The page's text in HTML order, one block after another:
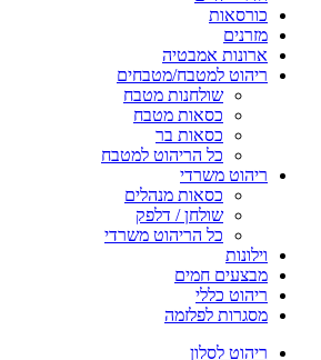
כורסאות
מזרנים
ארונות אמבטיה
ריהוט למטבח/מטבחים
שולחנות מטבח
כסאות מטבח
כסאות בר
כל הריהוט למטבח
ריהוט משרדי
כסאות מנהלים
שולחן / דלפק
כל הריהוט משרדי
וילונות
מבצעים חמים
ריהוט כללי
מסגרות לפלזמה
ריהוט לסלון